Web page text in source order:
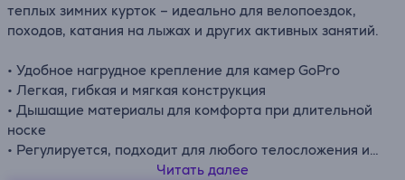
теплых зимних курток – идеально для велопоездок,
походов, катания на лыжах и других активных занятий.
• Удобное нагрудное крепление для камер GoPro
• Легкая, гибкая и мягкая конструкция
• Дышащие материалы для комфорта при длительной
носке
• Регулируется, подходит для любого телосложения и
Читать далее